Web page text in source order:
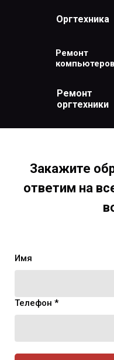
Оргтехника
Ремонт
компьютеров
Ремонт
оргтехники
Закажите
ответим на
Имя
Телефон *